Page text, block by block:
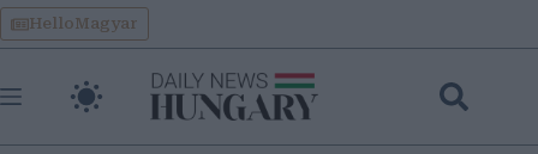
Skip
to
content
HelloMagyar